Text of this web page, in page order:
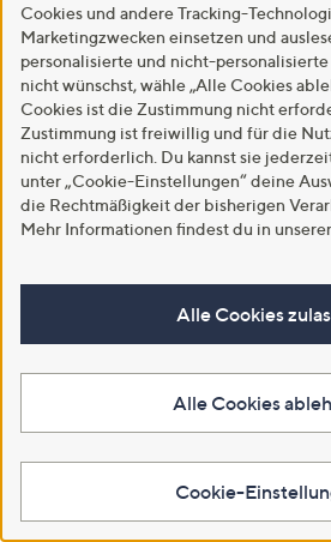
Top-Kundenbewertung
MONT CHALET Damen-
Hausschuh uni mit Fellimitat
Mikrofaser weich gepolstert
€ 7,99
(24)
Weitere Farben verfügbar
1
Cookies und andere Tracking-
Marketingzwecken einsetzen und
personalisierte und nicht-
nicht wünschst, wähle „Alle Cookies
Cookies ist die Zustimmung nicht
Zustimmung ist freiwillig und für die
nicht erforderlich. Du kannst sie
unter „Cookie-Einstellungen“ deine
die Rechtmäßigkeit der bisherigen
Mehr Informationen findest du in unserer
Alle Cookies
Alle Cookies
Cookie-